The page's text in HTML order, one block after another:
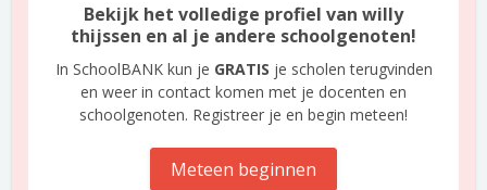
Bekijk het volledige profiel van willy
thijssen en al je andere schoolgenoten!
In SchoolBANK kun je GRATIS je scholen terugvinden
en weer in contact komen met je docenten en
schoolgenoten. Registreer je en begin meteen!
Meteen beginnen